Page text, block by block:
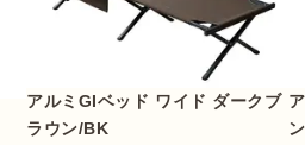
アルミGIベッド ワイド ダークブ
ラウン/BK